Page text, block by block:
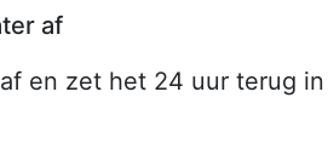
af
en zet het 24 uur terug